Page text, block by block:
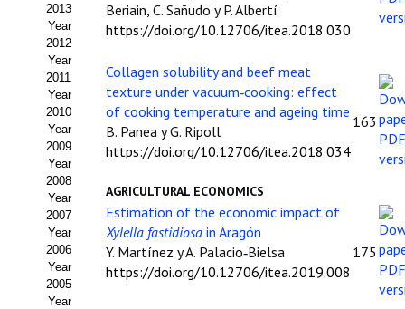
Comunicaciones
Jornadas PAM 2026
Premio Jóvenes Investigadores
Buscador de Comunicaciones
Buscador de Comunicaciones
CONTACTO
BUSCADOR
2013
Year
2012
Year
2011
Year
2010
Year
2009
Year
2008
Year
2007
Year
2006
Year
2005
Year
Beriain, C. Sañudo y P. Albertí
https://doi.org/10.12706/itea.2018.030
Collagen solubility and beef meat
texture under vacuum‑cooking: effect
of cooking temperature and ageing time
B. Panea y G. Ripoll
https://doi.org/10.12706/itea.2018.034
163
AGRICULTURAL ECONOMICS
Estimation of the economic impact of
Xylella fastidiosa in Aragón
Y. Martínez y A. Palacio‑Bielsa
https://doi.org/10.12706/itea.2019.008
175